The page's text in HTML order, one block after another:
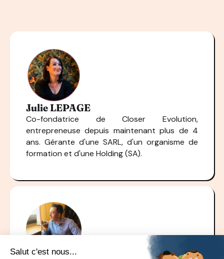
Julie LEPAGE
Co-fondatrice de Closer Evolution,
entrepreneuse depuis maintenant plus de 4
ans. Gérante d'une SARL, d'un organisme de
formation et d'une Holding (SA).​